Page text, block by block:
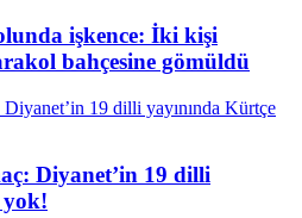
işkence: İki kişi
bahçesine gömüldü
Diyanet’in 19 dilli
yok!